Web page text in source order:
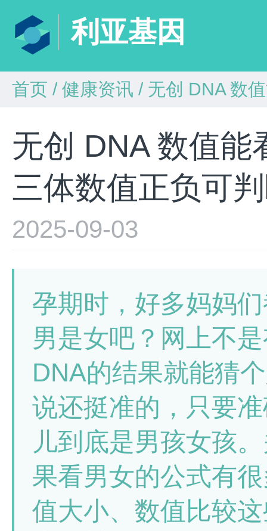
利亚基因
首页 / 健康资讯 / 无创 DNA 数值能看
无创 DNA 数值能
三体数值正负可
2025-09-03
孕期时，好多妈妈
男是女吧？网上不
DNA的结果就能猜
说还挺准的，只要
儿到底是男孩女孩
果看男女的公式有
值大小、数值比较